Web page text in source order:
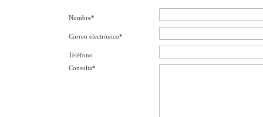
Nombre*
Correo electrónico*
Teléfono
Consulta*